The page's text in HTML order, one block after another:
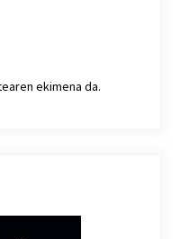
ekimena da.